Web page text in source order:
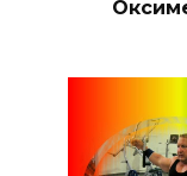
Заказать